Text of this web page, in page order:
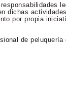
dichas
por propia
de